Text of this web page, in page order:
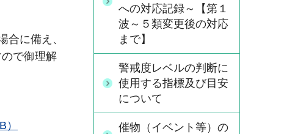
に備え、
で御理解
への対応記録～【第１
波～５類変更後の対応
まで】
警戒度レベルの判断に
使用する指標及び目安
について
催物（イベント等）の